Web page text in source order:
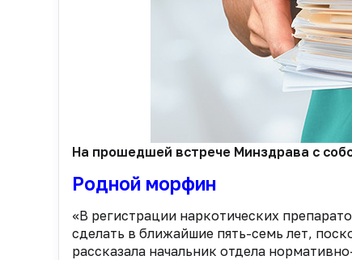
На прошедшей встрече Минздрава с
Родной морфин
«В регистрации наркотических
сделать в ближайшие пять-семь лет,
рассказала начальник отдела